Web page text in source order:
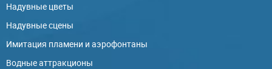
Надувные цветы
Надувные сцены
Имитация пламени и аэрофонтаны
Водные аттракционы